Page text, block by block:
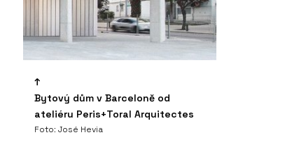
Bytový dům v Barceloně od
ateliéru Peris+Toral Arquitectes
Foto: José Hevia